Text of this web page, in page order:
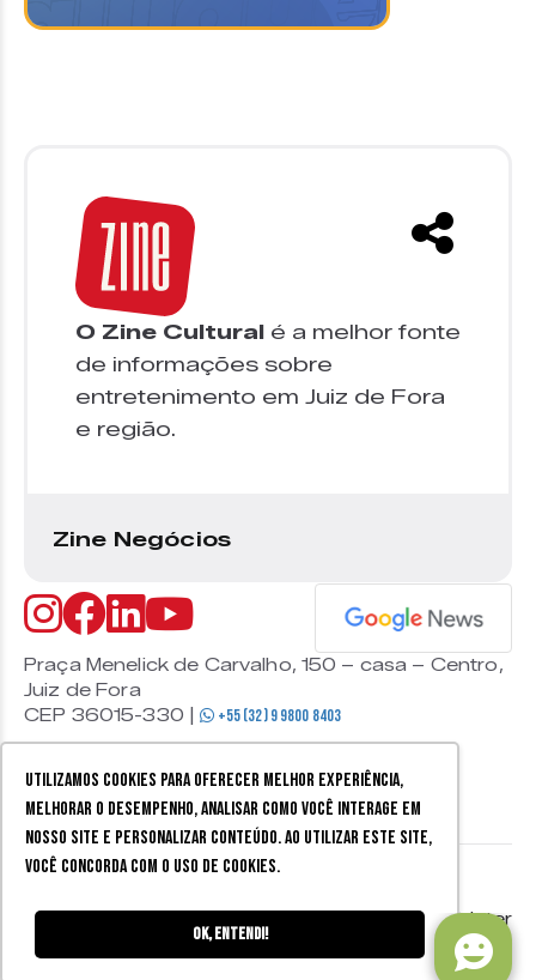
Utilizamos cookies para oferecer melhor experiência,
melhorar o desempenho, analisar como você interage em
nosso site e personalizar conteúdo. Ao utilizar este site,
você concorda com o uso de cookies.
Ok, entendi!
O Zine Cultural é a melhor fonte
de informações sobre
entretenimento em Juiz de Fora
e região.
Zine Negócios
Praça Menelick de Carvalho, 150 – casa – Centro,
Juiz de Fora
CEP 36015-330 |
+55 (32) 9 9800 8403
os direitos reservados.
Mobister